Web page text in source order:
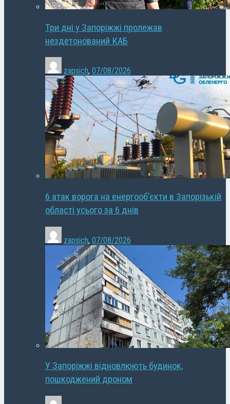
Три дні у Запоріжжі пролежав
нездетонований КАБ
zapsich, 07/08/2026
6 атак ворога на енергооб’єкти в Запорізькій
області усього за 6 днів
zapsich, 07/08/2026
У Запоріжжі відновлюють будинок,
пошкоджений дроном